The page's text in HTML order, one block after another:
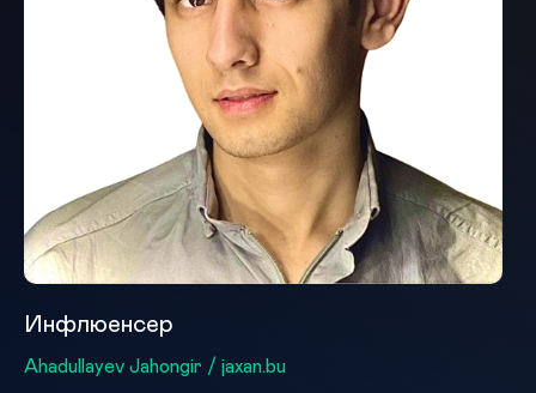
Инфлюенсер
Ahadullayev Jahongir / jaxan.bu